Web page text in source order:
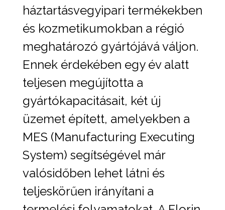
háztartásvegyipari termékekben
és kozmetikumokban a régió
meghatározó gyártójává váljon.
Ennek érdekében egy év alatt
teljesen megújította a
gyártókapacitásait, két új
üzemet épített, amelyekben a
MES (Manufacturing Executing
System) segítségével már
valósidőben lehet látni és
teljeskörűen irányítani a